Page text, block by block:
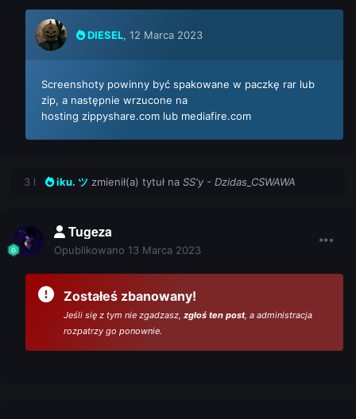
DIESEL, 12 Marca 2023
Screenshoty powinny być spakowane w paczkę rar lub
zip, a następnie wrzucone na
hosting zippyshare.com lub mediafire.com
3 l iku. ツ zmienił(a) tytuł na SS'y - Dzidas_CSWAWA
Tugeza
Opublikowano 13 Marca 2023
Zostałeś zbanowany!
Jeśli się z tym nie zgadzasz, zgłoś ten post, a administracja
rozpatrzy go ponownie.